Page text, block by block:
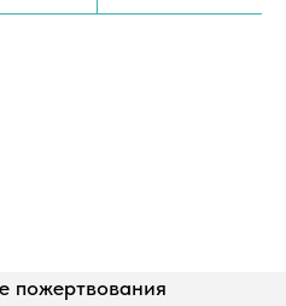
пожертвования